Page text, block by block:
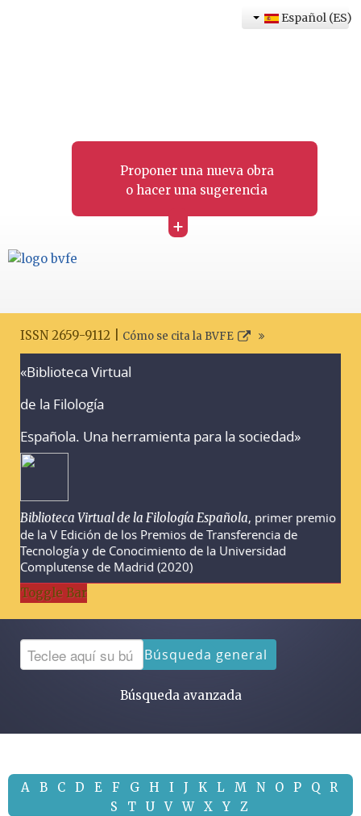
Proponer una nueva obra
o hacer una sugerencia
+
Español (ES)
ISSN 2659-9112 | Cómo se cita la BVFE
«Biblioteca Virtual
de la Filología
Española. Una herramienta para la sociedad»
Biblioteca Virtual de la Filología Española, primer premio
de la V Edición de los Premios de Transferencia de
Tecnología y de Conocimiento de la Universidad
Complutense de Madrid (2020)
Toggle Bar
Búsqueda general
Búsqueda avanzada
A B C D E F G H I J K L M N O P Q
R
S
T U V W X Y Z